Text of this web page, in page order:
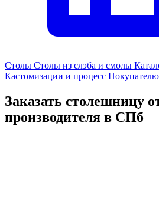
Столы Столы из слэба и смолы
Кастомизации и процесс Покупателю
Заказать столешницу
производителя в СПб